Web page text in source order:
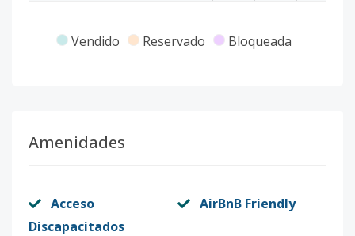
Vendido Reservado Bloqueada
Amenidades
Acceso
Discapacitados
AirBnB Friendly